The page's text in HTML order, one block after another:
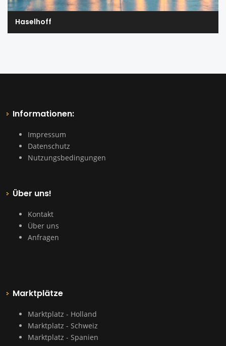
Haselhoff
Informationen:
Impressum
Datenschutz
Nutzungsbedingungen
Über uns!
Kontakt
Über uns
Anfragen
Marktplätze
Marktplatz - Holland
Marktplatz - Schweiz
Marktplatz - Spanien